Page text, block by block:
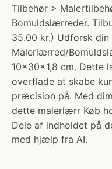
Tilbehør >
Bomuldslærreder.
35.00 kr.) Udforsk
Malerlærred/
10x30x1,8 cm. Dette
overflade at skabe
præcision på. Med
dette malerlærr Køb
Dele af indholdet på
med hjælp fra AI.